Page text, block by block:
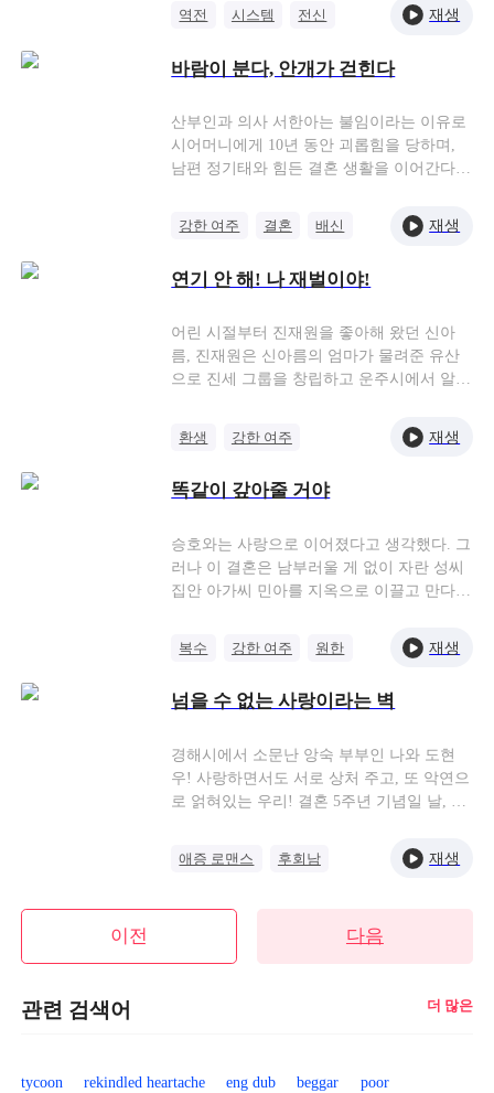
세에서 살아남기 위해 그녀와 거래를 한다.
여장군 임정하는 남장을 하고 그와 같이 군
되는 이만수의 인생 역전이 시작되는데...
역전 시스템
전신
재생
바람이 분다, 안개가 걷힌다
산부인과 의사 서한아는 불임이라는 이유로
시어머니에게 10년 동안 괴롭힘을 당하며,
남편 정기태와 힘든 결혼 생활을 이어간다.
효주와 바람을 피우고 임신까지 시켰다는 충
격적인 사실을 알게 된다. 한아는 남편의 배
상 참지 않고 맞서기로 결심한다. 그녀는 법
해 정기태 일가의 추악한 민낯을 세상에 폭
로한다. 한아는 마침내 재산과 존엄을 되찾
고 자신을 짝사랑하는 유명 파파라치 진성훈
강한 여주 결혼
배신
재생
연기 안 해! 나 재벌이야!
어린 시절부터 진재원을 좋아해 왔던 신아
름, 진재원은 신아름의 엄마가 물려준 유산
으로 진세 그룹을 창립하고 운주시에서 알아
과 결혼하자마자 병에 걸리게 되고, 병세는
점점 더 심각해진다. 그러다 어느 날, 병원으
그녀의 의붓동생 송세연과 바람피우는 장면
웠고, 결국 그의 속마음을 알게 된다. 진재원
은 돈 때문에 신아름과 결혼했고, 보험까지
들어 놨으니, 신아름이 죽으면 거액의 보험
이 자기 선택을 후회하고 있을 때, 진재원은
신아름을 옥상으로 끌고 가서 아래로 밀어
릿속에는 온통 그 생각으로 꽉 찬다. “다음
환생
강한 여주
재생
똑같이 갚아줄 거야
승호와는 사랑으로 이어졌다고 생각했다. 그
러나 이 결혼은 남부러울 게 없이 자란 성씨
집안 아가씨 민아를 지옥으로 이끌고 만다.
다. 그걸 지켜보며 승호는 너무 마땅하다고
여기며 흡족해했지만, 화재가 일어나 그녀가
그러나 한 달 뒤, 상류층 연회에서 민아의 얼
여인의 이름은 안나. 승호한테 접근해 그를
손아귀에 넣고 굴리는 팜므파탈의 여자. 예
쁜 그녀의 미소 뒤에는 복수의 칼날이 감춰
복수 강한 여주
원한
재생
넘을 수 없는 사랑이라는 벽
경해시에서 소문난 앙숙 부부인 나와 도현
우! 사랑하면서도 서로 상처 주고, 또 악연으
로 얽혀있는 우리! 결혼 5주년 기념일 날, 집
워지는데...! 도현우는 첫사랑 때문에 나의
구조 전화도 끊어버리고...
애증 로맨스
후회남
재생
이전 다음
관련 검색어 더 많은
tycoon rekindled heartache eng dub beggar
poor